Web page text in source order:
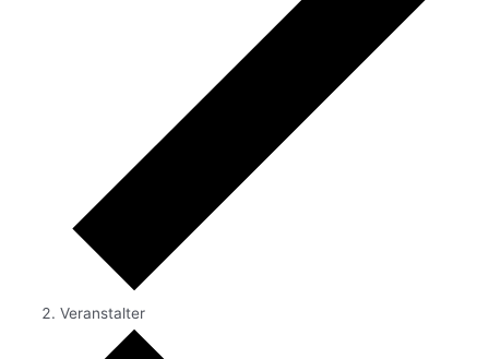
Veranstalter